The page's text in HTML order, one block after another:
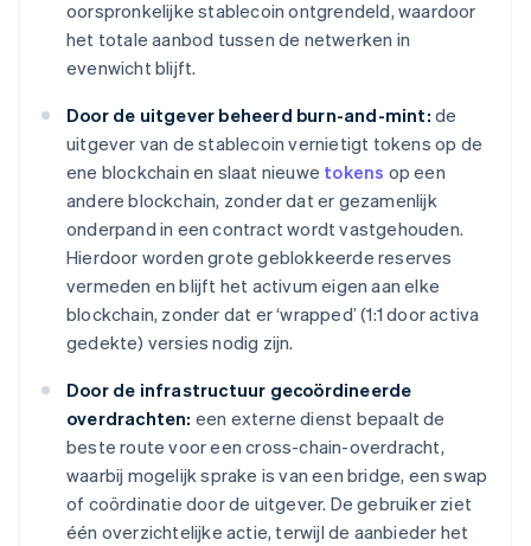
oorspronkelijke stablecoin ontgrendeld, waardoor
het totale aanbod tussen de netwerken in
evenwicht blijft.
Door de uitgever beheerd burn-and-mint: de
uitgever van de stablecoin vernietigt tokens op de
ene blockchain en slaat nieuwe tokens op een
andere blockchain, zonder dat er gezamenlijk
onderpand in een contract wordt vastgehouden.
Hierdoor worden grote geblokkeerde reserves
vermeden en blijft het activum eigen aan elke
blockchain, zonder dat er ‘wrapped’ (1:1 door activa
gedekte) versies nodig zijn.
Door de infrastructuur gecoördineerde
overdrachten: een externe dienst bepaalt de
beste route voor een cross-chain-overdracht,
waarbij mogelijk sprake is van een bridge, een swap
of coördinatie door de uitgever. De gebruiker ziet
één overzichtelijke actie, terwijl de aanbieder het